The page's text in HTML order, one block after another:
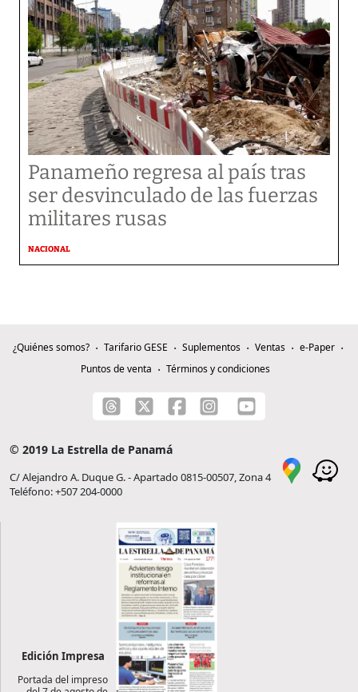
Panameño regresa al país tras
ser desvinculado de las fuerzas
militares rusas
NACIONAL
¿Quiénes somos? Tarifario GESE Suplementos Ventas
e-Paper
Puntos de venta
Términos y condiciones
© 2019 La Estrella de Panamá
C/ Alejandro A. Duque G. - Apartado 0815-00507, Zona 4
Teléfono: +507 204-0000
Edición Impresa
Portada del impreso